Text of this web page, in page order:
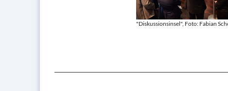
"Diskussionsinsel", Foto: Fabian